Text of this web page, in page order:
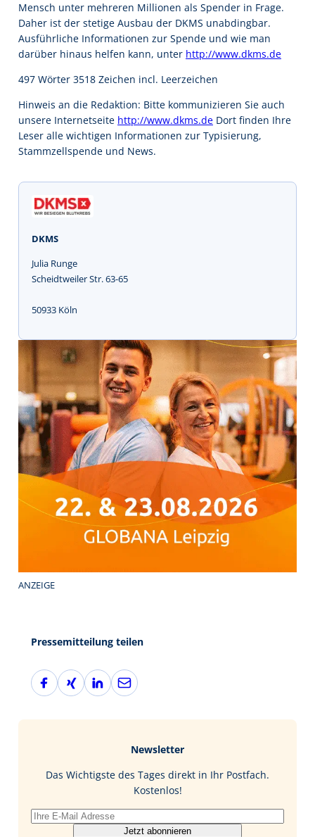
Mensch unter mehreren Millionen als Spender in Frage.
Daher ist der stetige Ausbau der DKMS unabdingbar.
Ausführliche Informationen zur Spende und wie man
darüber hinaus helfen kann, unter http://www.dkms.de
497 Wörter 3518 Zeichen incl. Leerzeichen
Hinweis an die Redaktion: Bitte kommunizieren Sie auch
unsere Internetseite http://www.dkms.de Dort finden Ihre
Leser alle wichtigen Informationen zur Typisierung,
Stammzellspende und News.
DKMS
Julia Runge
Scheidtweiler Str. 63-65
50933 Köln
ANZEIGE
Pressemitteilung teilen
F
a
X
i
L
i
I
E
-
Newsletter
Das Wichtigste des Tages direkt in Ihr Postfach.
Kostenlos!
Jetzt abonnieren